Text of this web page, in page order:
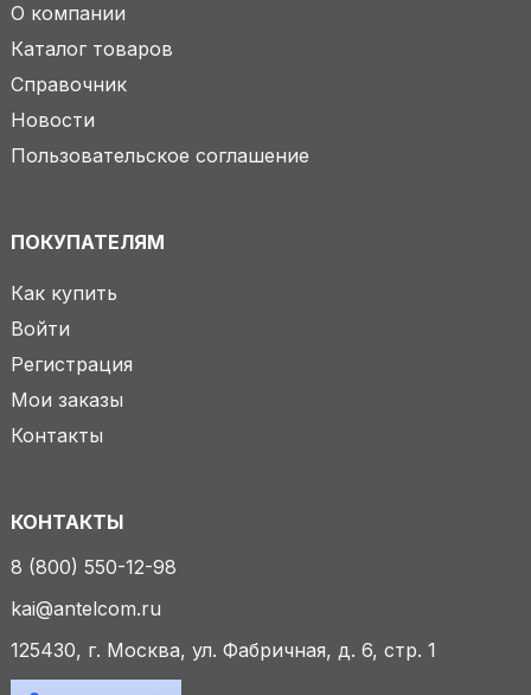
О компании
Каталог товаров
Справочник
Новости
Пользовательское соглашение
ПОКУПАТЕЛЯМ
Как купить
Войти
Регистрация
Мои заказы
Контакты
КОНТАКТЫ
8 (800) 550-12-98
kai@antelcom.ru
125430, г. Москва, ул. Фабричная, д. 6, стр. 1